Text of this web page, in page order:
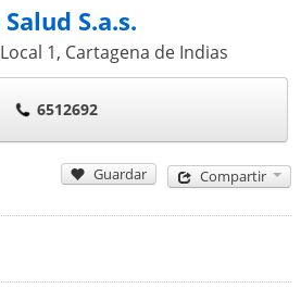
S.a.s.
1, Cartagena de Indias
6512692
Guardar Compartir